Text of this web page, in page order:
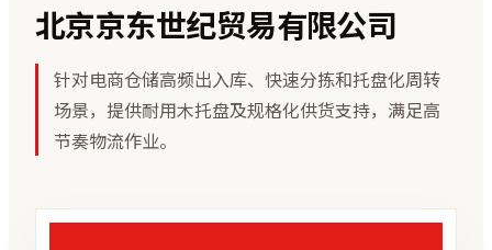
北京京东世纪贸易有限公司
针对电商仓储高频出入库、快速分拣和托盘化周转
场景，提供耐用木托盘及规格化供货支持，满足高
节奏物流作业。